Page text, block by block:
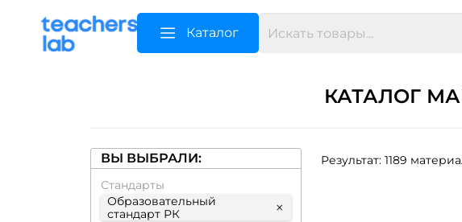
Каталог
КАТАЛОГ
ВЫ ВЫБРАЛИ:
Стандарты
Образовательный
стандарт РК
×
Результат: 1189